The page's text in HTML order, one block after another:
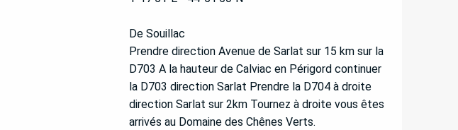
De Souillac
Prendre direction Avenue de Sarlat sur 15 km sur la
D703 A la hauteur de Calviac en Périgord continuer
la D703 direction Sarlat Prendre la D704 à droite
direction Sarlat sur 2km Tournez à droite vous êtes
arrivés au Domaine des Chênes Verts.